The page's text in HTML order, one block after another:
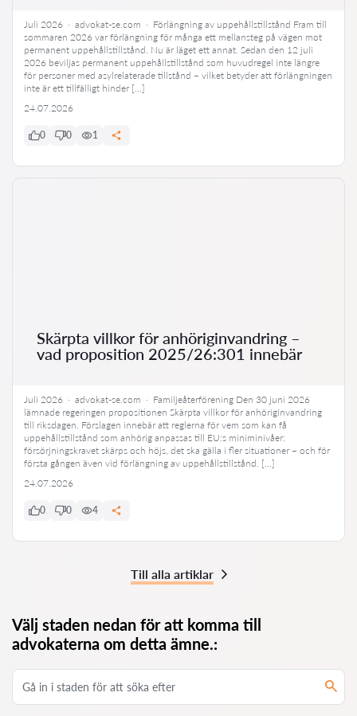
Juli 2026 · advokat-se.com · Förlängning av uppehållstillstånd Fram till
sommaren 2026 var förlängning för många ett mellansteg på vägen mot
permanent uppehållstillstånd. Nu är läget ett annat. Sedan den 12 juli
2026 beviljas permanent uppehållstillstånd som huvudregel inte längre
för personer med asylrelaterade tillstånd – vilket betyder att förlängningen
inte är ett tillfälligt hinder […]
24.07.2026
0 0 1
Skärpta villkor för anhöriginvandring –
vad proposition 2025/26:301 innebär
Juli 2026 · advokat-se.com · Familjeåterförening Den 30 juni 2026
lämnade regeringen propositionen Skärpta villkor för anhöriginvandring
till riksdagen. Förslagen innebär att reglerna för vem som kan få
uppehållstillstånd som anhörig anpassas till EU:s miniminivåer:
försörjningskravet skärps och höjs, det ska gälla i fler situationer – och för
första gången även vid förlängning av uppehållstillstånd. […]
24.07.2026
0 0 4
Till alla artiklar
Välj staden nedan för att komma till
advokaterna om detta ämne.: